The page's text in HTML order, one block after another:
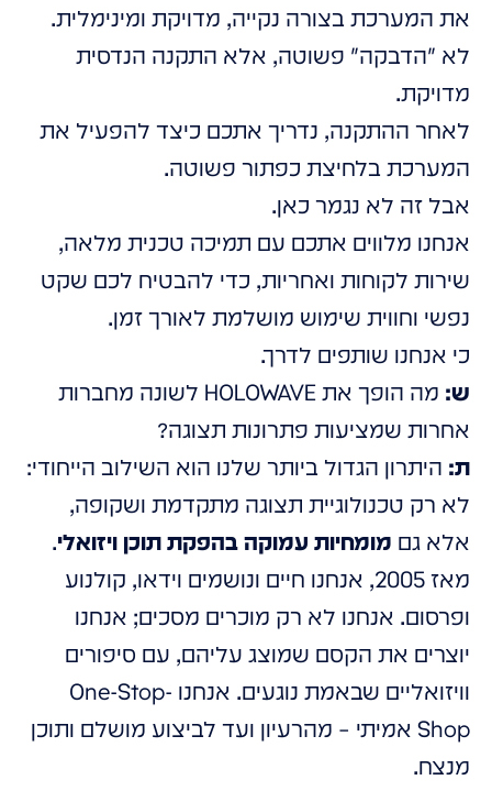
את המערכת בצורה נקייה, מדויקת ומינימלית.
לא "הדבקה" פשוטה, אלא התקנה הנדסית
מדויקת.
לאחר ההתקנה, נדריך אתכם כיצד להפעיל את
המערכת בלחיצת כפתור פשוטה.
אבל זה לא נגמר כאן.
אנחנו מלווים אתכם עם תמיכה טכנית מלאה,
שירות לקוחות ואחריות, כדי להבטיח לכם שקט
נפשי וחווית שימוש מושלמת לאורך זמן.
כי אנחנו שותפים לדרך.
ש:
מה הופך את HOLOWAVE לשונה מחברות
אחרות שמציעות פתרונות תצוגה?
ת: היתרון הגדול ביותר שלנו הוא השילוב הייחודי:
לא רק טכנולוגיית תצוגה מתקדמת ושקופה,
אלא גם מומחיות עמוקה בהפקת תוכן ויזואלי.
מאז 2005, אנחנו חיים ונושמים וידאו, קולנוע
ופרסום. אנחנו לא רק מוכרים מסכים; אנחנו
יוצרים את הקסם שמוצג עליהם, עם סיפורים
וויזואליים שבאמת נוגעים. אנחנו One-Stop-
Shop אמיתי – מהרעיון ועד לביצוע מושלם ותוכן
מנצח.